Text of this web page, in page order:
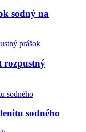
sodný na
rozpustný
sodného